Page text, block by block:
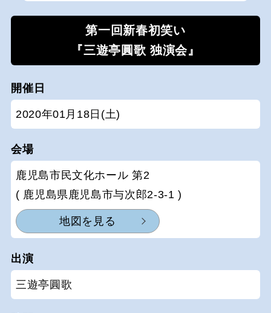
第一回新春初笑い
『三遊亭圓歌 独演会』
開催日
2020年01月18日(土)
会場
鹿児島市民文化ホール 第2
( 鹿児島県鹿児島市与次郎2-3-1 )
地図を見る
出演
三遊亭圓歌